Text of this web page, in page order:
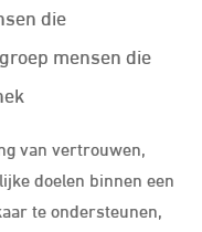
die
mensen die
van vertrouwen,
doelen binnen een
te ondersteunen,